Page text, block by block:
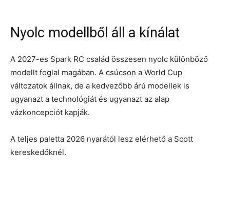
Nyolc modellből áll a kínálat
A 2027-es Spark RC család összesen nyolc különböző
modellt foglal magában. A csúcson a World Cup
változatok állnak, de a kedvezőbb árú modellek is
ugyanazt a technológiát és ugyanazt az alap
vázkoncepciót kapják.
A teljes paletta 2026 nyarától lesz elérhető a Scott
kereskedőknél.